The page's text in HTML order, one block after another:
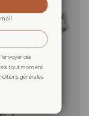
mail
des
à tout moment.
générales.